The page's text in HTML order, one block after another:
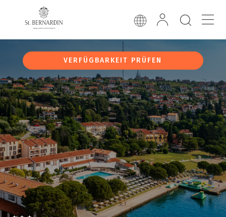
VERFÜGBARKEIT PRÜFEN